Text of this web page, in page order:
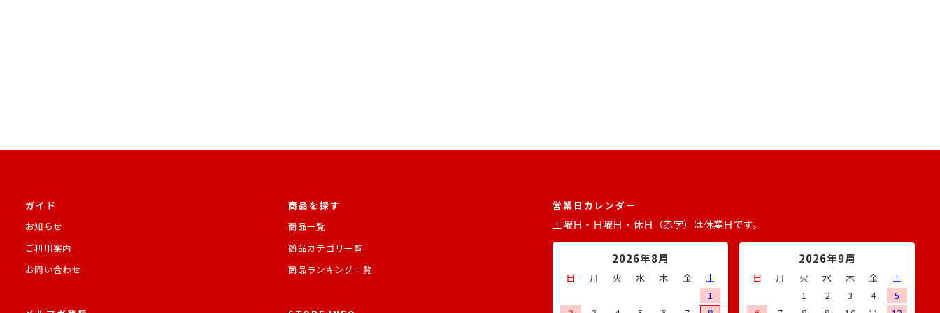
ガイド
お知らせ
ご利用案内
お問い合わせ
商品を探す
商品一覧
商品カテゴリ一覧
商品ランキング一覧
営業日カレンダー
土曜日・日曜日・休日（赤字）は休業日です。
2026年8月
日 月 火 水 木 金
土
1
2026年9月
日 月 火 水 木 金
土
1
2 3 4
5